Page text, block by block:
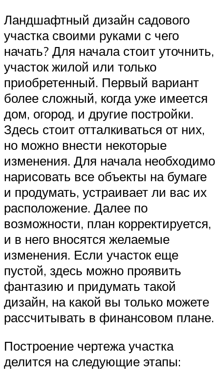
Ландшафтный дизайн садового
участка своими руками с чего
начать? Для начала стоит уточнить,
участок жилой или только
приобретенный. Первый вариант
более сложный, когда уже имеется
дом, огород, и другие постройки.
Здесь стоит отталкиваться от них,
но можно внести некоторые
изменения. Для начала необходимо
нарисовать все объекты на бумаге
и продумать, устраивает ли вас их
расположение. Далее по
возможности, план корректируется,
и в него вносятся желаемые
изменения. Если участок еще
пустой, здесь можно проявить
фантазию и придумать такой
дизайн, на какой вы только можете
рассчитывать в финансовом плане.
Построение чертежа участка
делится на следующие этапы: